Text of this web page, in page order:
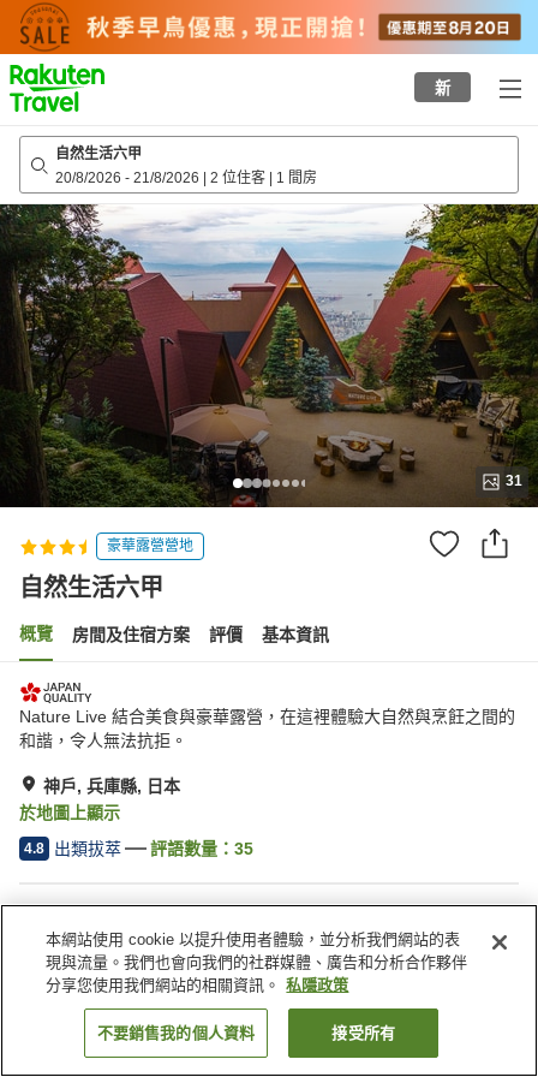
to
top
page
新
自然生活六甲
20/8/2026 - 21/8/2026 | 2 位住客 | 1 間房
31
豪華露營營地
自然生活六甲
概覽 房間及住宿方案 評價 基本資訊
Nature Live 結合美食與豪華露營，在這裡體驗大自然與烹飪之間的
和諧，令人無法抗拒。
神戶, 兵庫縣, 日本
於地圖上顯示
4.8 出類拔萃 評語數量： 35
接送服務
送遞服務
食物過敏特殊飲食要求
日本 兵庫縣 神戶 自然生活六甲
找客房
本網站使用 cookie 以提升使用者體驗，並分析我們網站的表
現與流量。我們也會向我們的社群媒體、廣告和分析合作夥伴
分享您使用我們網站的相關資訊。
私隱政策
不要銷售我的個人資料 接受所有